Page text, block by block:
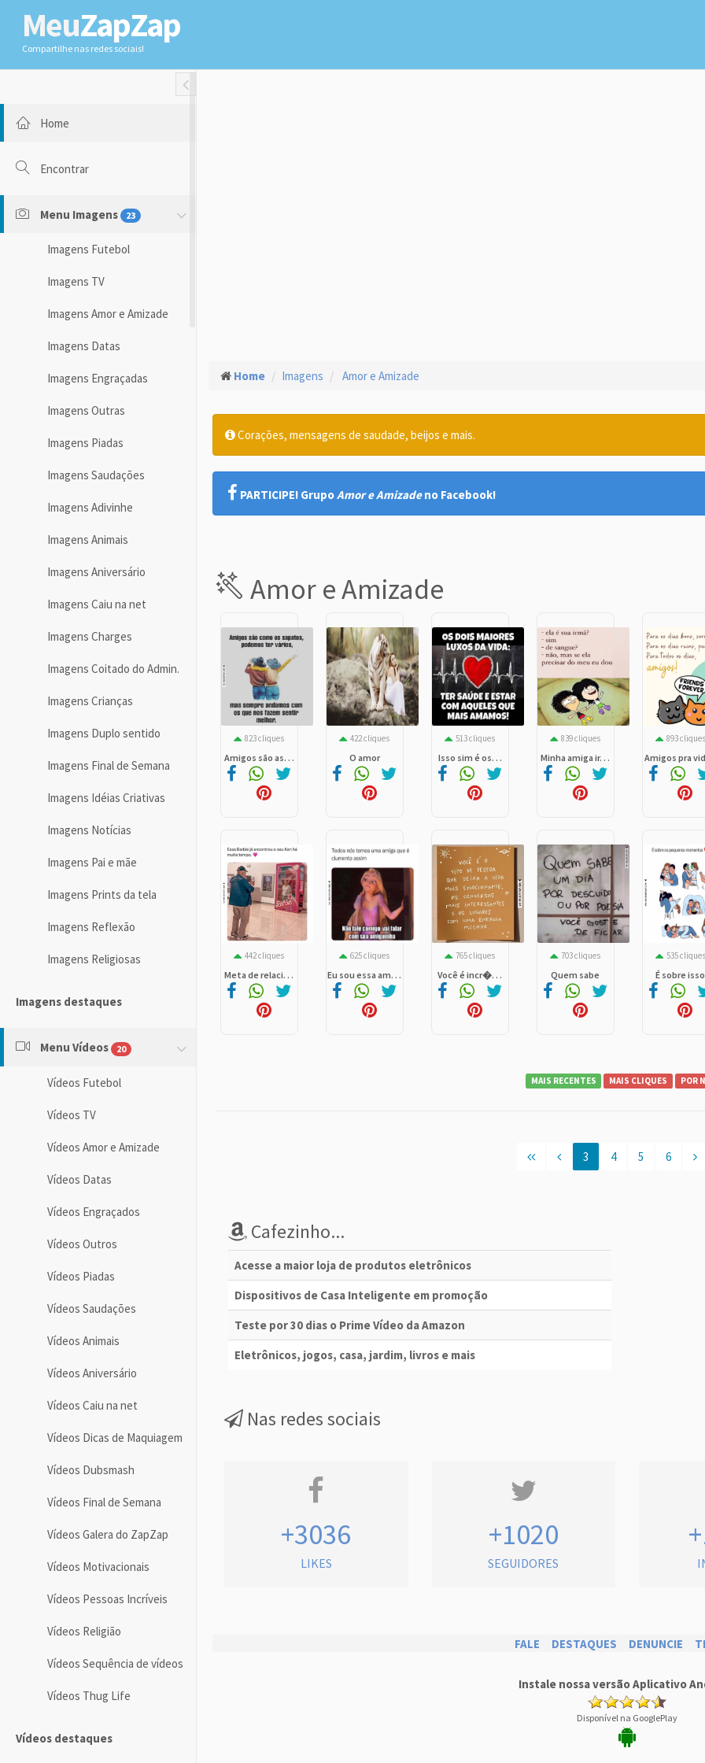
MeuZapZap
Compartilhe nas redes sociais!
Toggle Fullwidth
Home
Encontrar
Menu Imagens 23
Imagens Futebol
Imagens TV
Imagens Amor e Amizade
Imagens Datas
Imagens Engraçadas
Imagens Outras
Imagens Piadas
Imagens Saudações
Imagens Adivinhe
Imagens Animais
Imagens Aniversário
Imagens Caiu na net
Imagens Charges
Imagens Coitado do Admin.
Imagens Crianças
Imagens Duplo sentido
Imagens Final de Semana
Imagens Idéias Criativas
Imagens Notícias
Imagens Pai e mãe
Imagens Prints da tela
Imagens Reflexão
Imagens Religiosas
Imagens destaques
Menu Vídeos 20
Vídeos Futebol
Vídeos TV
Vídeos Amor e Amizade
Vídeos Datas
Vídeos Engraçados
Vídeos Outros
Vídeos Piadas
Vídeos Saudações
Vídeos Animais
Vídeos Aniversário
Vídeos Caiu na net
Vídeos Dicas de Maquiagem
Vídeos Dubsmash
Vídeos Final de Semana
Vídeos Galera do ZapZap
Vídeos Motivacionais
Vídeos Pessoas Incríveis
Vídeos Religião
Vídeos Sequência de vídeos
Vídeos Thug Life
Vídeos destaques
Home Imagens Amor e Amizade
Corações, mensagens de saudade, beijos e mais.
PARTICIPE! GrupoAmor e Amizadeno Facebook!
Amor e Amizade
823 cliques
Amigos são as. . .
422 cliques
O amor
513 cliques
Isso sim é os. . .
839 cliques
Minha amiga ir. . .
893 cliques
Amigos pra
442 cliques
Meta de relaci. . .
625 cliques
Eu sou essa am. . .
765 cliques
Você é incr�. . .
703 cliques
Quem sabe
535 cliques
É sobre isso
MAIS RECENTES MAIS CLIQUES POR
3 4 5 6
Cafezinho...
Acesse a maior loja de produtos eletrônicos
Dispositivos de Casa Inteligente em promoção
Teste por 30 dias o Prime Vídeo da Amazon
Eletrônicos, jogos, casa, jardim, livros e mais
Nas redes sociais
+3036
LIKES
+1020
SEGUIDORES
FALE DESTAQUES DENUNCIE
Instale nossa versão Aplicativo
Disponível na GooglePlay